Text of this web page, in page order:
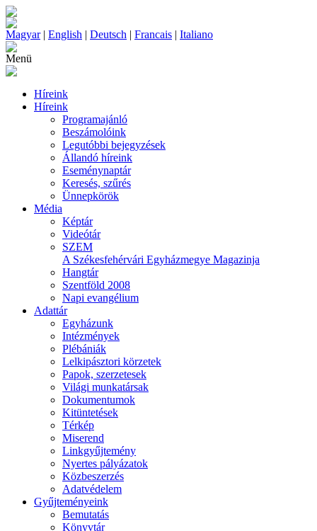
Magyar| English | Deutsch | Francais | Italiano
Menü
Híreink
Híreink
Programajánló
Beszámolóink
Legutóbbi bejegyzések
Állandó híreink
Eseménynaptár
Keresés, szűrés
Ünnepkörök
Média
Képtár
Videótár
SZEM
A Székesfehérvári Egyházmegye Magazinja
Hangtár
Szentföld 2008
Napi evangélium
Adattár
Egyházunk
Intézmények
Plébániák
Lelkipásztori körzetek
Papok, szerzetesek
Világi munkatársak
Dokumentumok
Kitüntetések
Térkép
Miserend
Linkgyűjtemény
Nyertes pályázatok
Közbeszerzés
Adatvédelem
Gyűjteményeink
Bemutatás
Könyvtár